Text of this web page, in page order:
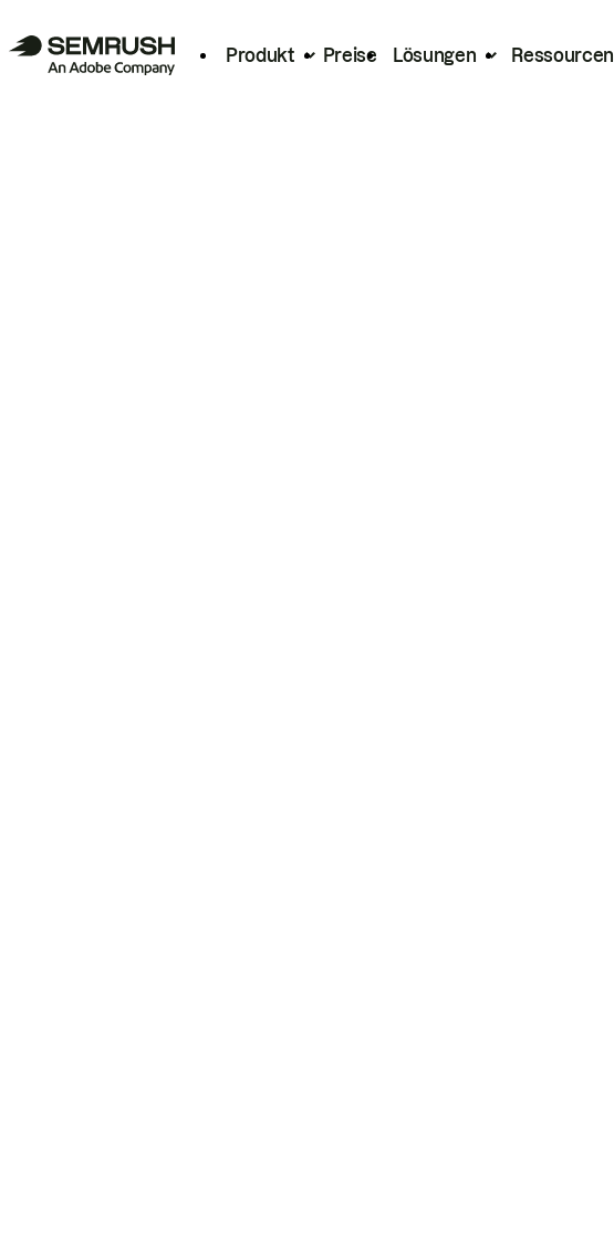
Produkt Preise Lösungen Ressourcen